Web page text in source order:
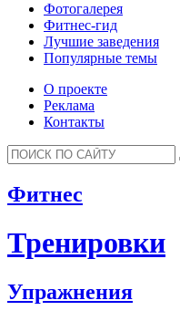
Фотогалерея
Фитнес-гид
Лучшие заведения
Популярные темы
О проекте
Реклама
Контакты
Фитнес
Тренировки
Упражнения